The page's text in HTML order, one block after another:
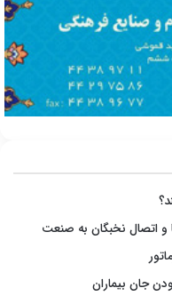
و اتصال نخبگان به صنعت
جان بیماران